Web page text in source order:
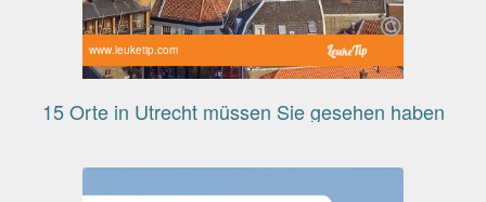
www.leuketip.com
15 Orte in Utrecht müssen Sie gesehen haben